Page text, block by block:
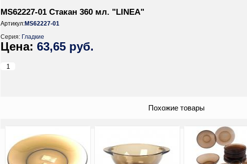
MS62227-01 Стакан 360 мл. "LINEA"
Артикул:MS62227-01
Серия: Гладкие
63,65 руб.
Похожие товары